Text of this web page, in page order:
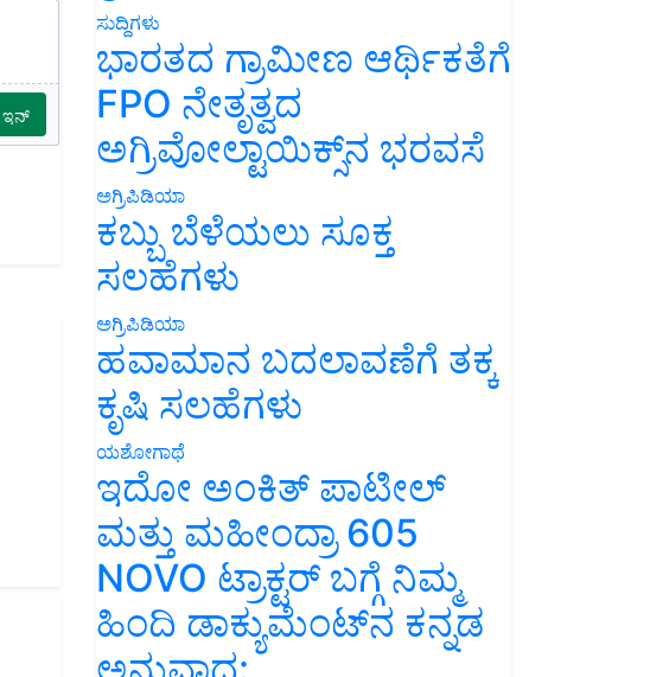
ಸುದ್ದಿಗಳು
ಭಾರತದ ಗ್ರಾಮೀಣ ಆರ್ಥಿಕತೆಗೆ
FPO ನೇತೃತ್ವದ
ಅಗ್ರಿವೋಲ್ಟಾಯಿಕ್ಸ್‌ನ ಭರವಸೆ
ಅಗ್ರಿಪಿಡಿಯಾ
ಕಬ್ಬು ಬೆಳೆಯಲು ಸೂಕ್ತ
ಸಲಹೆಗಳು
ಅಗ್ರಿಪಿಡಿಯಾ
ಹವಾಮಾನ ಬದಲಾವಣೆಗೆ ತಕ್ಕ
ಕೃಷಿ ಸಲಹೆಗಳು
ಯಶೋಗಾಥೆ
ಇದೋ ಅಂಕಿತ್ ಪಾಟೀಲ್
ಮತ್ತು ಮಹೀಂದ್ರಾ 605
NOVO ಟ್ರಾಕ್ಟರ್ ಬಗ್ಗೆ ನಿಮ್ಮ
ಹಿಂದಿ ಡಾಕ್ಯುಮೆಂಟ್‌ನ ಕನ್ನಡ